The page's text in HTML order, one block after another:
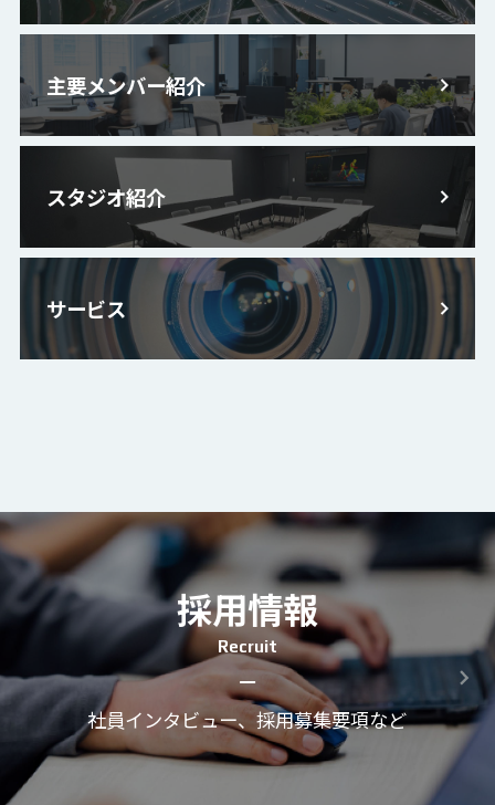
主要メンバー紹介
スタジオ紹介
サービス
採用情報
Recruit
社員インタビュー、採用募集要項など